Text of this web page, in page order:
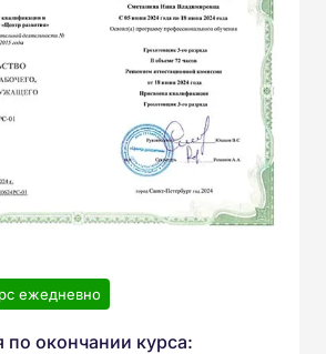
ежедневно
по окончании курса: